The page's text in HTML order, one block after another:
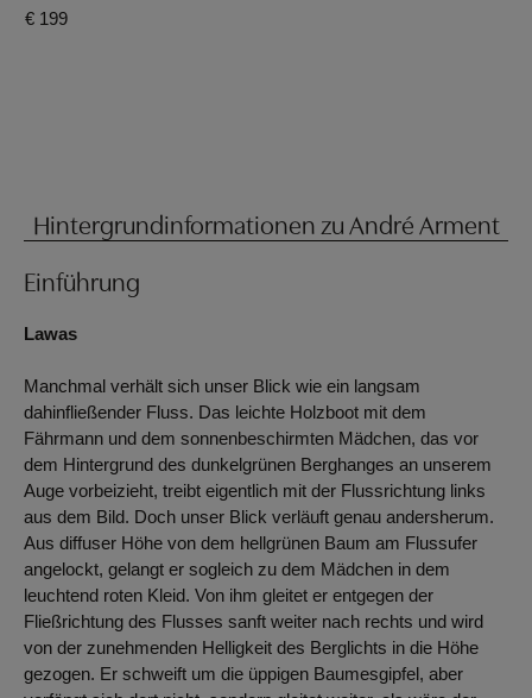
€ 199
Hintergrundinformationen zu André Arment
Einführung
Lawas
Manchmal verhält sich unser Blick wie ein langsam
dahinfließender Fluss. Das leichte Holzboot mit dem
Fährmann und dem sonnenbeschirmten Mädchen, das vor
dem Hintergrund des dunkelgrünen Berghanges an unserem
Auge vorbeizieht, treibt eigentlich mit der Flussrichtung links
aus dem Bild. Doch unser Blick verläuft genau andersherum.
Aus diffuser Höhe von dem hellgrünen Baum am Flussufer
angelockt, gelangt er sogleich zu dem Mädchen in dem
leuchtend roten Kleid. Von ihm gleitet er entgegen der
Fließrichtung des Flusses sanft weiter nach rechts und wird
von der zunehmenden Helligkeit des Berglichts in die Höhe
gezogen. Er schweift um die üppigen Baumesgipfel, aber